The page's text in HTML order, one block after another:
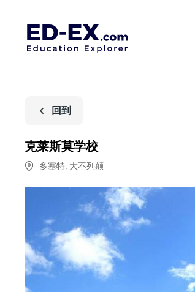
回到
克莱斯莫学校
多塞特, 大不列颠